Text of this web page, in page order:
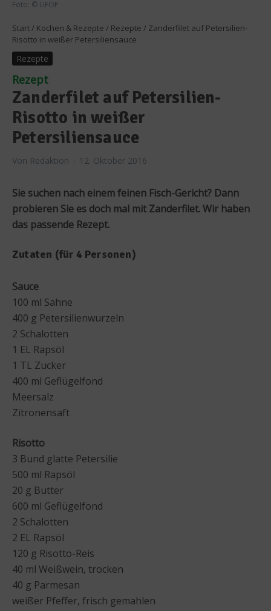
Foto: © UFOP
Start / Kochen & Rezepte / Rezepte / Zanderfilet auf Petersilien-
Risotto in weißer Petersiliensauce
Rezepte
Rezept
Zanderfilet auf Petersilien-
Risotto in weißer
Petersiliensauce
Von Redaktion 12. Oktober 2016
Sie suchen nach einem feinen Fisch-Gericht? Dann
probieren Sie es doch mal mit Zanderfilet. Wir haben
das passende Rezept.
Zutaten (für 4 Personen)
Sauce
100 ml Sahne
400 g Petersilienwurzeln
2 Schalotten
1 EL Rapsöl
1 TL Zucker
400 ml Geflügelfond
Meersalz
Zitronensaft
Risotto
3 Bund glatte Petersilie
500 ml Rapsöl
20 g Butter
600 ml Geflügelfond
2 Schalotten
2 EL Rapsöl
120 g Risotto-Reis
40 ml Weißwein, trocken
40 g Parmesan
weißer Pfeffer, frisch gemahlen